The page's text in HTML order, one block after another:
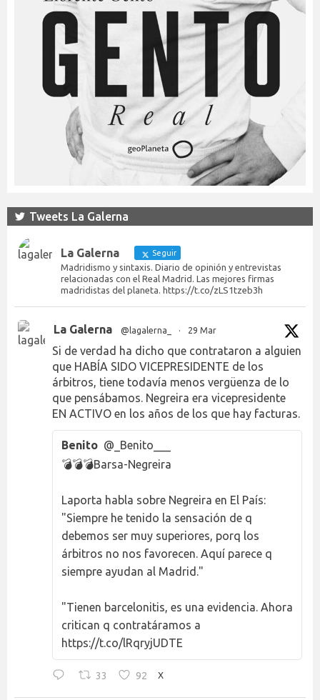
Tweets La Galerna
La Galerna Seguir
Madridismo y sintaxis. Diario de opinión y entrevistas
relacionadas con el Real Madrid. Las mejores firmas
madridistas del planeta. https://t.co/zLS1tzeb3h
La Galerna @lagalerna_ · 29 Mar
Si de verdad ha dicho que contrataron a alguien
que HABÍA SIDO VICEPRESIDENTE de los
árbitros, tiene todavía menos vergüenza de lo
que pensábamos. Negreira era vicepresidente
EN ACTIVO en los años de los que hay facturas.
Benito @_Benito___
💣💣💣Barsa-Negreira
Laporta habla sobre Negreira en El País:
"Siempre he tenido la sensación de q
debemos ser muy superiores, porq los
árbitros no nos favorecen. Aquí parece q
siempre ayudan al Madrid."
"Tienen barcelonitis, es una evidencia. Ahora
critican q contratáramos a
https://t.co/lRqryjUDTE
33 92 X